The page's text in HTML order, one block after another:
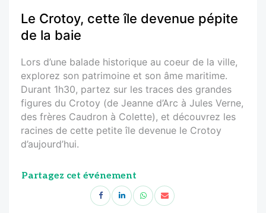
Le Crotoy, cette île devenue pépite
de la baie
Lors d’une balade historique au coeur de la ville,
explorez son patrimoine et son âme maritime.
Durant 1h30, partez sur les traces des grandes
figures du Crotoy (de Jeanne d’Arc à Jules Verne,
des frères Caudron à Colette), et découvrez les
racines de cette petite île devenue le Crotoy
d’aujourd’hui.
Partagez cet événement